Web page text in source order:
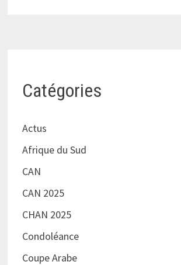
Catégories
Actus
Afrique du Sud
CAN
CAN 2025
CHAN 2025
Condoléance
Coupe Arabe